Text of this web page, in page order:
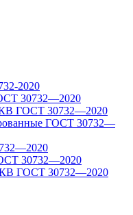
2020
30732—2020
ГОСТ 30732—2020
ГОСТ 30732—
30732—2020
ГОСТ 30732—2020